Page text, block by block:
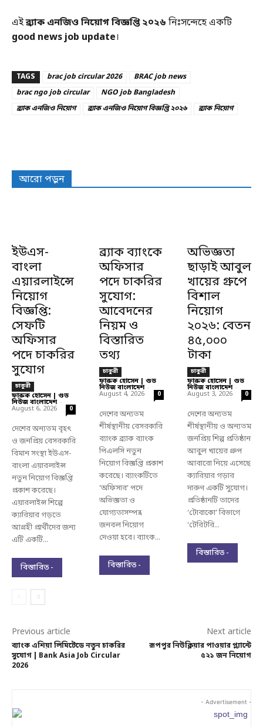
এইব্র্যাক এনজিও নিয়োগ বিজ্ঞপ্তি ২০২৬ নিঃসন্দেহে একটি
good news job update।
TAGS brac job circular 2026
BRAC job news
brac ngo job circular
NGO job Bangladesh
ব্র্যাক এনজিও নিয়োগ
ব্র্যাক এনজিও নিয়োগ বিজ্ঞপ্তি ২০২৬ ব্র্যাক নিয়োগ
আরো পড়ুন
ইউএস-
বাংলা
এয়ারলাইন্সে
নিয়োগ
বিজ্ঞপ্তি:
সেফটি
অফিসার
পদে চাকরির
সুযোগ
চাকুরী
ফারুক হোসেন | গুড
নিউজ বাংলাদেশ -
August 6, 2026 0
দেশের অন্যতম বৃহৎ
ও জনপ্রিয় বেসরকারি
বিমান সংস্থা ইউএস-
বাংলা এয়ারলাইন্স
নতুন নিয়োগ বিজ্ঞপ্তি
প্রকাশ করেছে।
এয়ারলাইন্স শিল্পে
ক্যারিয়ার গড়তে
আগ্রহী প্রার্থীদের জন্য
এটি একটি...
বিস্তারিত -
ব্র্যাক ব্যাংকে
অফিসার
পদে চাকরির
সুযোগ:
আবেদনের
নিয়ম ও
বিস্তারিত
তথ্য
চাকুরী
ফারুক হোসেন | গুড
নিউজ বাংলাদেশ -
August 4, 2026 0
দেশের অন্যতম
শীর্ষস্থানীয় বেসরকারি
ব্যাংক ব্র্যাক ব্যাংক
পিএলসি নতুন
নিয়োগ বিজ্ঞপ্তি প্রকাশ
করেছে। ব্যাংকটিতে
‘অফিসার’ পদে
অভিজ্ঞতা ও
যোগ্যতাসম্পন্ন
জনবল নিয়োগ
দেওয়া হবে। ব্যাংক...
বিস্তারিত -
অভিজ্ঞতা
ছাড়াই আবুল
খায়ের গ্রুপে
বিশাল
নিয়োগ
২০২৬: বেতন
৪৫,০০০
টাকা
চাকুরী
ফারুক হোসেন | গুড
নিউজ বাংলাদেশ -
August 3, 2026 0
দেশের অন্যতম
শীর্ষস্থানীয় ও অন্যতম
জনপ্রিয় শিল্প প্রতিষ্ঠান
আবুল খায়ের গ্রুপ
আবারো নিয়ে এসেছে
ক্যারিয়ার গড়ার
দারুণ একটি সুযোগ।
প্রতিষ্ঠানটি তাদের
‘টোবাকো’ বিভাগে
‘টেরিটরি...
বিস্তারিত -
Previous article
ব্যাংক এশিয়া লিমিটেডে নতুন চাকরির
সুযোগ | Bank Asia Job Circular
2026
Next article
রূপপুর নিউক্লিয়ার পাওয়ার প্ল্যান্টে
৫২১ জন নিয়োগ
- Advertisement -